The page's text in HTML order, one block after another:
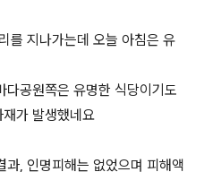
를 지나가는데 오늘 아침은 유
공원쪽은 유명한 식당이기도
가 발생했네요
, 인명피해는 없었으며 피해액